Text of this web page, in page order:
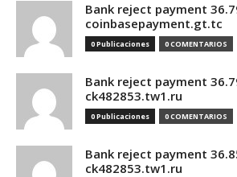
Bank reject payment
coinbasepayment.gt.tc
0 Publicaciones 0 COMENTARIOS
Bank reject payment
ck482853.tw1.ru
0 Publicaciones 0 COMENTARIOS
Bank reject payment
ck482853.tw1.ru